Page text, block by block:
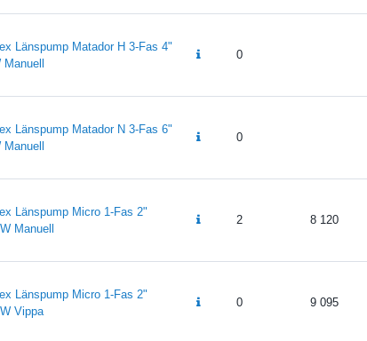
Länspump Matador H 3-Fas 4"
0
Länspump Matador N 3-Fas 6"
0
Länspump Micro 1-Fas 2"
Manuell
2 8 120
Länspump Micro 1-Fas 2"
Vippa
0 9 095